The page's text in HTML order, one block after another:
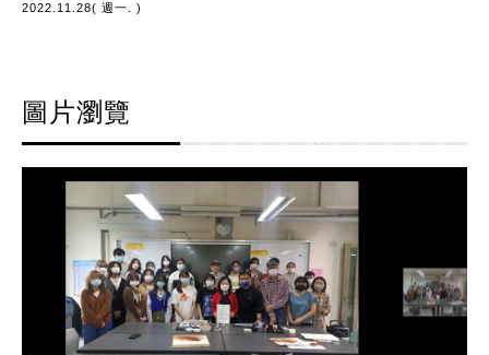
2022.11.28( 週一. )
圖片瀏覽